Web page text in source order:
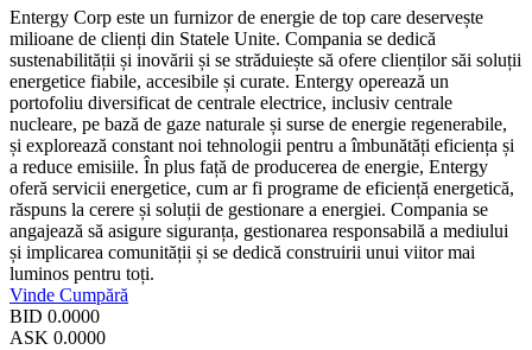
Entergy Corp este un furnizor de energie de top care deservește
milioane de clienți din Statele Unite. Compania se dedică
sustenabilității și inovării și se străduiește să ofere clienților săi soluții
energetice fiabile, accesibile și curate. Entergy operează un
portofoliu diversificat de centrale electrice, inclusiv centrale
nucleare, pe bază de gaze naturale și surse de energie regenerabile,
și explorează constant noi tehnologii pentru a îmbunătăți eficiența și
a reduce emisiile. În plus față de producerea de energie, Entergy
oferă servicii energetice, cum ar fi programe de eficiență energetică,
răspuns la cerere și soluții de gestionare a energiei. Compania se
angajează să asigure siguranța, gestionarea responsabilă a mediului
și implicarea comunității și se dedică construirii unui viitor mai
luminos pentru toți.
Vinde Cumpără
BID 0.0000
ASK 0.0000